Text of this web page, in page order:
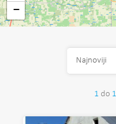
−
1 do 1
Najnoviji